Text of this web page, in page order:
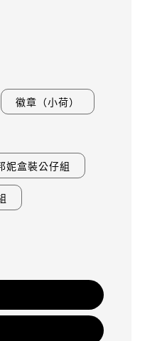
徽章（小荷）
妮盒裝公仔組